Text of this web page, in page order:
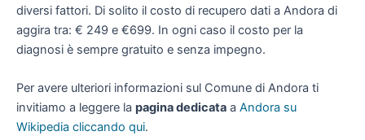
diversi fattori. Di solito il costo di recupero dati a Andora di
aggira tra: € 249 e €699. In ogni caso il costo per la
diagnosi è sempre gratuito e senza impegno.
Per avere ulteriori informazioni sul Comune di Andora ti
invitiamo a leggere la pagina dedicata a Andora su
Wikipedia cliccando qui.